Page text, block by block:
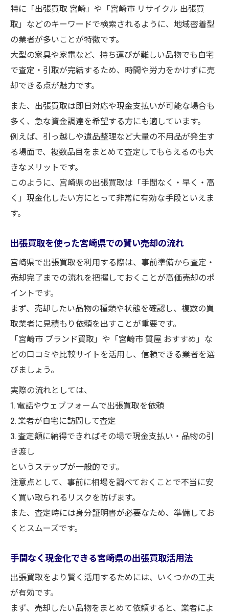
特に「出張買取 宮崎」や「宮崎市 リサイクル 出張買
取」などのキーワードで検索されるように、地域密着型
の業者が多いことが特徴です。
大型の家具や家電など、持ち運びが難しい品物でも自宅
で査定・引取が完結するため、時間や労力をかけずに売
却できる点が魅力です。
また、出張買取は即日対応や現金支払いが可能な場合も
多く、急な資金調達を希望する方にも適しています。
例えば、引っ越しや遺品整理など大量の不用品が発生す
る場面で、複数品目をまとめて査定してもらえるのも大
きなメリットです。
このように、宮崎県の出張買取は「手間なく・早く・高
く」現金化したい方にとって非常に有効な手段といえま
す。
出張買取を使った宮崎県での賢い売却の流れ
宮崎県で出張買取を利用する際は、事前準備から査定・
売却完了までの流れを把握しておくことが高価売却のポ
イントです。
まず、売却したい品物の種類や状態を確認し、複数の買
取業者に見積もり依頼を出すことが重要です。
「宮崎市 ブランド買取」や「宮崎市 質屋 おすすめ」な
どの口コミや比較サイトを活用し、信頼できる業者を選
びましょう。
実際の流れとしては、
1. 電話やウェブフォームで出張買取を依頼
2. 業者が自宅に訪問して査定
3. 査定額に納得できればその場で現金支払い・品物の引
き渡し
というステップが一般的です。
注意点として、事前に相場を調べておくことで不当に安
く買い取られるリスクを防げます。
また、査定時には身分証明書が必要なため、準備してお
くとスムーズです。
手間なく現金化できる宮崎県の出張買取活用法
出張買取をより賢く活用するためには、いくつかの工夫
が有効です。
まず、売却したい品物をまとめて依頼すると、業者によ